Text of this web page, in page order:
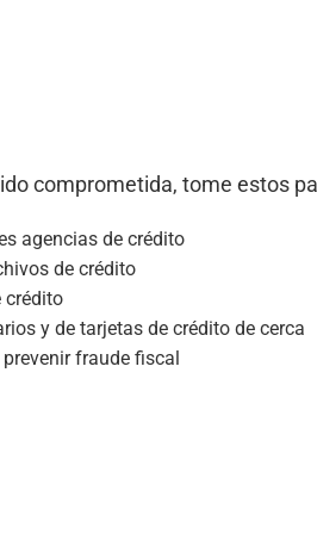
comprometida, tome estos
agencias de crédito
de crédito
crédito
y de tarjetas de crédito de cerca
fraude fiscal